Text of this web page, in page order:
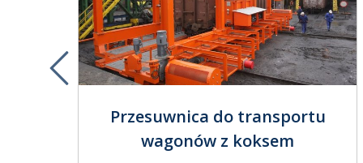
Previous
Przesuwnica do transportu
wagonów z koksem